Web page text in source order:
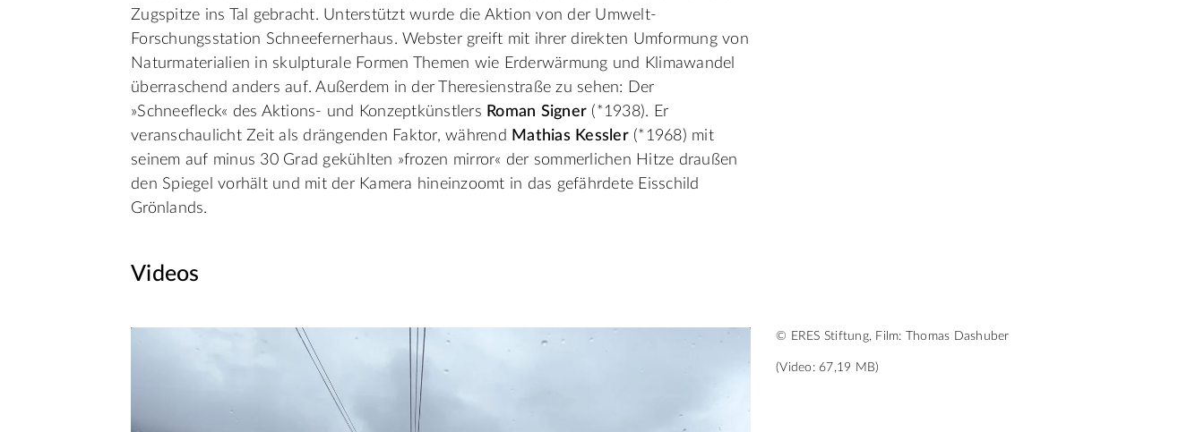
Zugspitze ins Tal gebracht. Unterstützt wurde die Aktion von der Umwelt-
Forschungsstation Schneefernerhaus. Webster greift mit ihrer direkten Umformung von
Naturmaterialien in skulpturale Formen Themen wie Erderwärmung und Klimawandel
überraschend anders auf. Außerdem in der Theresienstraße zu sehen: Der
»Schneefleck« des Aktions- und Konzeptkünstlers Roman Signer (*1938). Er
veranschaulicht Zeit als drängenden Faktor, während Mathias Kessler(*1968) mit
seinem auf minus 30 Grad gekühlten »frozen mirror« der sommerlichen Hitze draußen
den Spiegel vorhält und mit der Kamera hineinzoomt in das gefährdete Eisschild
Grönlands.
Videos
© ERES Stiftung, Film: Thomas Dashuber
(Video: 67,19 MB)